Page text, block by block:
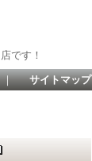
です！
サイトマップ